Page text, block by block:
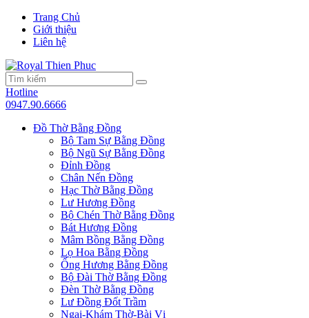
Trang Chủ
Giới thiệu
Liên hệ
Hotline
0947.90.6666
Đồ Thờ Bằng Đồng
Bộ Tam Sự Bằng Đồng
Bộ Ngũ Sự Bằng Đồng
Đỉnh Đồng
Chân Nến Đồng
Hạc Thờ Bằng Đồng
Lư Hương Đồng
Bộ Chén Thờ Bằng Đồng
Bát Hương Đồng
Mâm Bồng Bằng Đồng
Lọ Hoa Bằng Đồng
Ống Hương Bằng Đồng
Bộ Đài Thờ Bằng Đồng
Đèn Thờ Bằng Đồng
Lư Đồng Đốt Trầm
Ngai-Khám Thờ-Bài Vị